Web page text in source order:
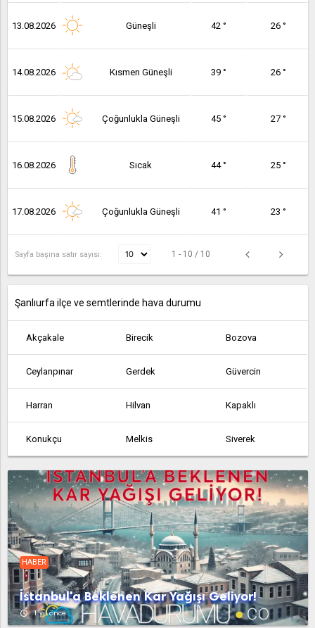
13.08.2026 Güneşli 42 ° 26 °
14.08.2026 Kısmen Güneşli 39 ° 26 °
15.08.2026 Çoğunlukla Güneşli 45 ° 27 °
16.08.2026 Sıcak 44 ° 25 °
17.08.2026 Çoğunlukla Güneşli 41 ° 23 °
Sayfa başına satır sayısı: 1 - 10 / 10
Şanlıurfa ilçe ve semtlerinde hava durumu
Akçakale Birecik Bozova
Ceylanpınar Gerdek Güvercin
Harran Hilvan Kapaklı
Konukçu Melkis Siverek
Suruç Umuroba Viranşehir
Yaylak Yedikuyu
HABER
İstanbul'a Beklenen Kar Yağışı Geliyor!
access_time 1 yıl önce